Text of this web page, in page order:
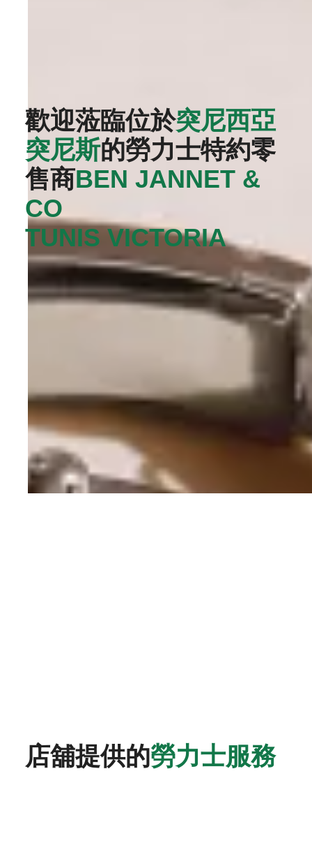
歡迎蒞臨位於突尼西亞
突尼斯的勞力士特約零
售商‭BEN JANNET &
CO
TUNIS VICTORIA‬
店舖提供的勞力士服務